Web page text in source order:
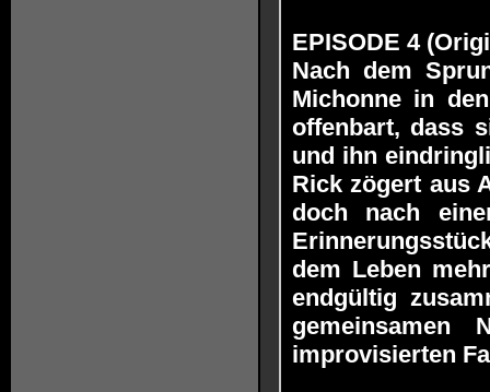
EPISODE 4
Nach dem
Michonne in
offenbart, dass
und ihn
Rick zögert aus
doch nach
dem Leben
endgültig
improvisierten